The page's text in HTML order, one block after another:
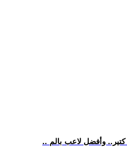
وأفضل لاعب بالم